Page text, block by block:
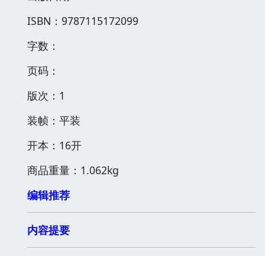
ISBN：9787115172099
字数：
页码：
版次：1
装帧：平装
开本：16开
商品重量：1.062kg
编辑推荐
内容提要